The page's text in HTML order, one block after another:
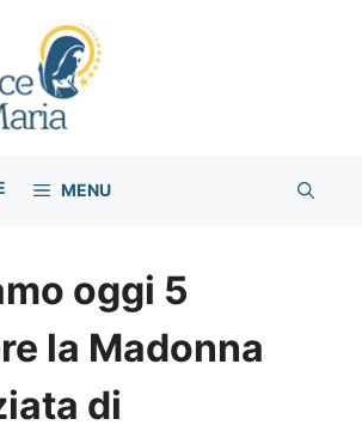
MENU
oggi 5
la Madonna
di